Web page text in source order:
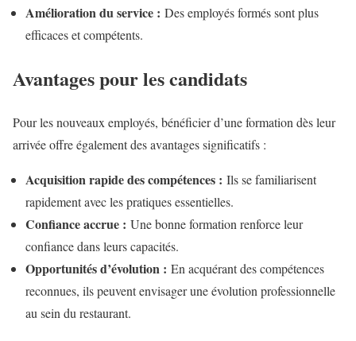
Amélioration du service : Des employés formés sont plus
efficaces et compétents.
Avantages pour les candidats
Pour les nouveaux employés, bénéficier d’une formation dès leur
arrivée offre également des avantages significatifs :
Acquisition rapide des compétences : Ils se familiarisent
rapidement avec les pratiques essentielles.
Confiance accrue : Une bonne formation renforce leur
confiance dans leurs capacités.
Opportunités d’évolution : En acquérant des compétences
reconnues, ils peuvent envisager une évolution professionnelle
au sein du restaurant.